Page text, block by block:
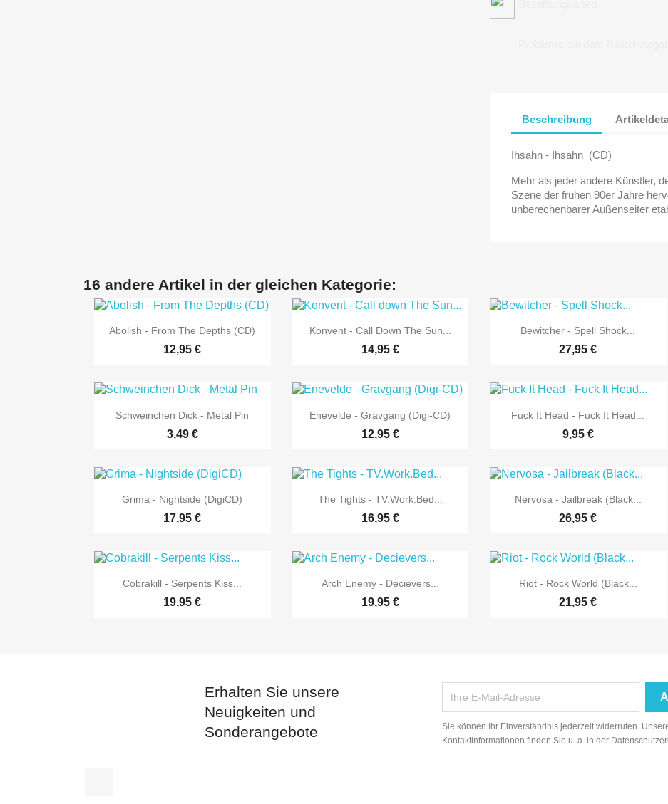
Beschreibung
Ihsahn - Ihsahn (CD)
Mehr als jeder andere Künstler,
Szene der frühen 90er Jahre
unberechenbarer Außenseiter
16 andere Artikel in der gleichen Kategorie:
 Vorschau
Abolish - From The Depths (CD)
12,95 €
 Vorschau
Konvent - Call Down The Sun...
14,95 €
 Vorschau
Bewitcher - Spell Shock...
27,95 €
 Vorschau
Schweinchen Dick - Metal Pin
3,49 €
 Vorschau
Enevelde - Gravgang (Digi-CD)
12,95 €
 Vorschau
Fuck It Head - Fuck It Head...
9,95 €
 Vorschau
Grima - Nightside (DigiCD)
17,95 €
 Vorschau
The Tights - TV.Work.Bed...
16,95 €
 Vorschau
Nervosa - Jailbreak (Black...
26,95 €
 Vorschau
Cobrakill - Serpents Kiss...
19,95 €
 Vorschau
Arch Enemy - Decievers...
19,95 €
 Vorschau
Riot - Rock World (Black...
21,95 €
Erhalten Sie unsere
Neuigkeiten und
Sonderangebote
Sie können Ihr Einverständnis jederzeit widerrufen.
Kontaktinformationen finden Sie u. a. in der